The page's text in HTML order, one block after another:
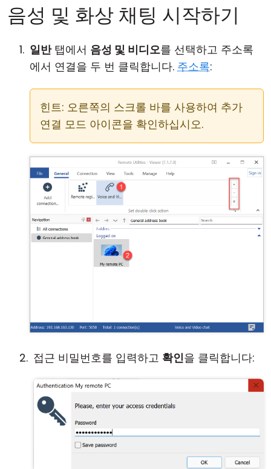
음성 및 화상 채팅 시작하기
일반탭에서 음성 및 비디오를 선택하고 주소록
에서 연결을 두 번 클릭합니다. 주소록:
힌트: 오른쪽의 스크롤 바를 사용하여 추가
연결 모드 아이콘을 확인하십시오.
접근 비밀번호를 입력하고 확인을 클릭합니다: